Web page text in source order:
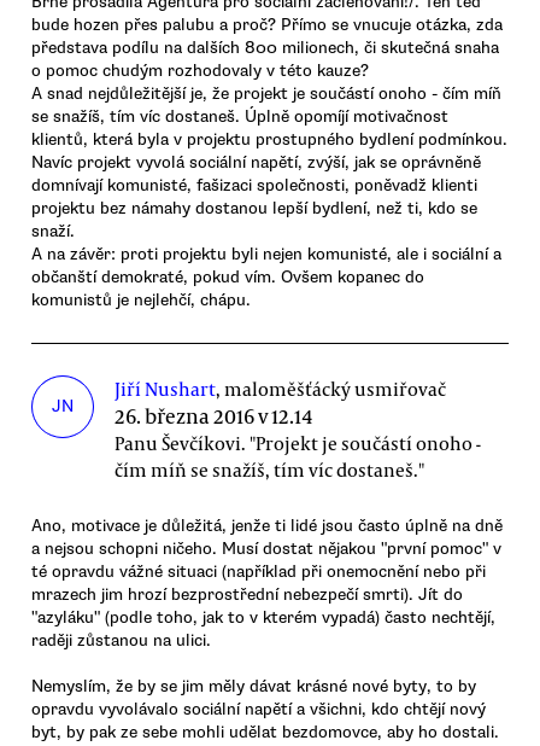
bude hozen přes palubu a proč? Přímo se vnucuje otázka, zda
představa podílu na dalších 800 milionech, či skutečná snaha
o pomoc chudým rozhodovaly v této kauze?
A snad nejdůležitější je, že projekt je součástí onoho - čím míň
se snažíš, tím víc dostaneš. Úplně opomíjí motivačnost
klientů, která byla v projektu prostupného bydlení podmínkou.
Navíc projekt vyvolá sociální napětí, zvýší, jak se oprávněně
domnívají komunisté, fašizaci společnosti, poněvadž klienti
projektu bez námahy dostanou lepší bydlení, než ti, kdo se
snaží.
A na závěr: proti projektu byli nejen komunisté, ale i sociální a
občanští demokraté, pokud vím. Ovšem kopanec do
komunistů je nejlehčí, chápu.
JN
Jiří Nushart, maloměšťácký usmiřovač
26. března 2016 v 12.14
Panu Ševčíkovi. "Projekt je součástí onoho -
čím míň se snažíš, tím víc dostaneš."
Ano, motivace je důležitá, jenže ti lidé jsou často úplně na dně
a nejsou schopni ničeho. Musí dostat nějakou "první pomoc" v
té opravdu vážné situaci (například při onemocnění nebo při
mrazech jim hrozí bezprostřední nebezpečí smrti). Jít do
"azyláku" (podle toho, jak to v kterém vypadá) často nechtějí,
raději zůstanou na ulici.
Nemyslím, že by se jim měly dávat krásné nové byty, to by
opravdu vyvolávalo sociální napětí a všichni, kdo chtějí nový
byt, by pak ze sebe mohli udělat bezdomovce, aby ho dostali.